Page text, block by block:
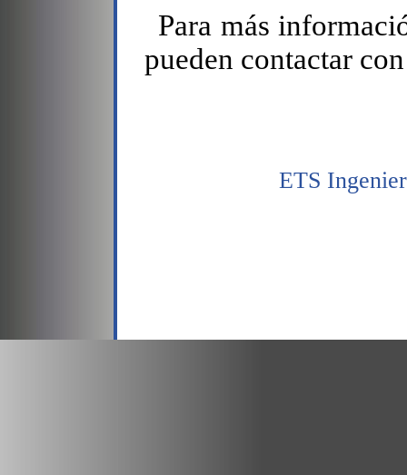
Para más
pueden contactar
ETS